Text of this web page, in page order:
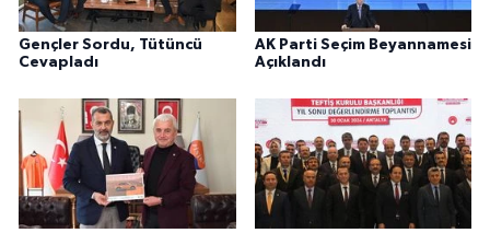
Gençler Sordu, Tütüncü
Cevapladı
AK Parti Seçim Beyannamesi
Açıklandı